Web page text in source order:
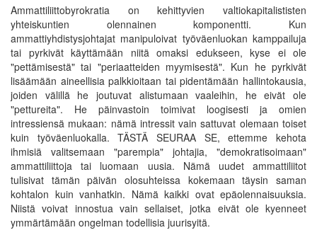
Ammattiliittobyrokratia on kehittyvien valtiokapitalististen
yhteiskuntien olennainen komponentti. Kun
ammattiyhdistysjohtajat manipuloivat työväenluokan kamppailuja
tai pyrkivät käyttämään niitä omaksi edukseen, kyse ei ole
"pettämisestä" tai "periaatteiden myymisestä". Kun he pyrkivät
lisäämään aineellisia palkkioitaan tai pidentämään hallintokausia,
joiden välillä he joutuvat alistumaan vaaleihin, he eivät ole
"pettureita". He päinvastoin toimivat loogisesti ja omien
intressiensä mukaan: nämä intressit vain sattuvat olemaan toiset
kuin työväenluokalla. TÄSTÄ SEURAA SE, ettemme kehota
ihmisiä valitsemaan "parempia" johtajia, "demokratisoimaan"
ammattiliittoja tai luomaan uusia. Nämä uudet ammattiliitot
tulisivat tämän päivän olosuhteissa kokemaan täysin saman
kohtalon kuin vanhatkin. Nämä kaikki ovat epäolennaisuuksia.
Niistä voivat innostua vain sellaiset, jotka eivät ole kyenneet
ymmärtämään ongelman todellisia juurisyitä.